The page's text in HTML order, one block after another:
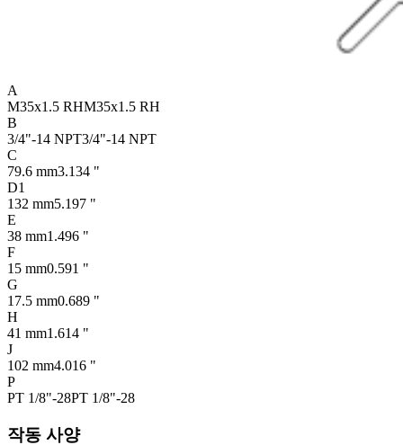
A
M35x1.5 RHM35x1.5 RH
B
3/4"-14 NPT3/4"-14 NPT
C
79.6 mm3.134 "
D1
132 mm5.197 "
E
38 mm1.496 "
F
15 mm0.591 "
G
17.5 mm0.689 "
H
41 mm1.614 "
J
102 mm4.016 "
P
PT 1/8"-28PT 1/8"-28
작동 사양